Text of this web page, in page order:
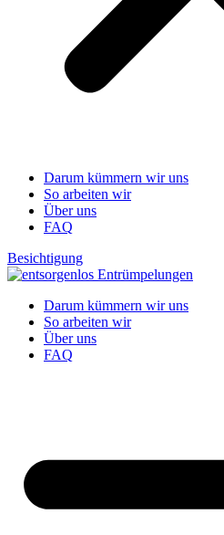
Darum kümmern wir uns
So arbeiten wir
Über uns
FAQ
Besichtigung
Darum kümmern wir uns
So arbeiten wir
Über uns
FAQ